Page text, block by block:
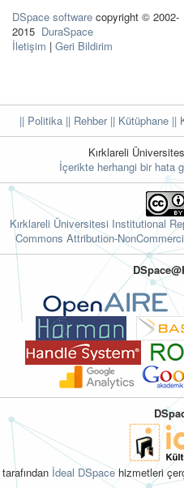
DSpace software copyright © 2002-
2015 DuraSpace
İletişim | Geri Bildirim
|| Politika || Rehber|| Kütüphane ||
Kırklareli
İçerikte herhangi bir hata
Kırklareli Üniversitesi Institutional
Commons Attribution-
tarafından İdeal DSpacehizmetleri